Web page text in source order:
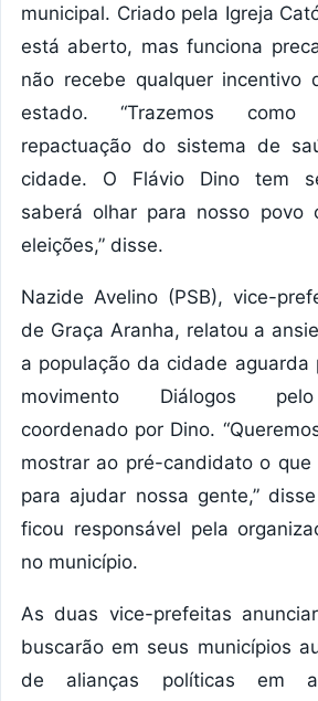
municipal. Criado pela Igreja
está aberto, mas funciona
não recebe qualquer incentivo
estado. “Trazemos
repactuação do sistema de
cidade. O Flávio Dino tem
saberá olhar para nosso povo
eleições,” disse.
Nazide Avelino (PSB), vice-
de Graça Aranha, relatou a
a população da cidade aguarda
movimento Diálogos
coordenado por Dino.
mostrar ao pré-candidato o
para ajudar nossa gente,”
ficou responsável pela
no município.
As duas vice-prefeitas
buscarão em seus municípios
de alianças políticas em